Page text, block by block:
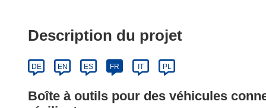
Description du projet
DE EN ES FR IT PL
Boîte à outils pour des véhicules